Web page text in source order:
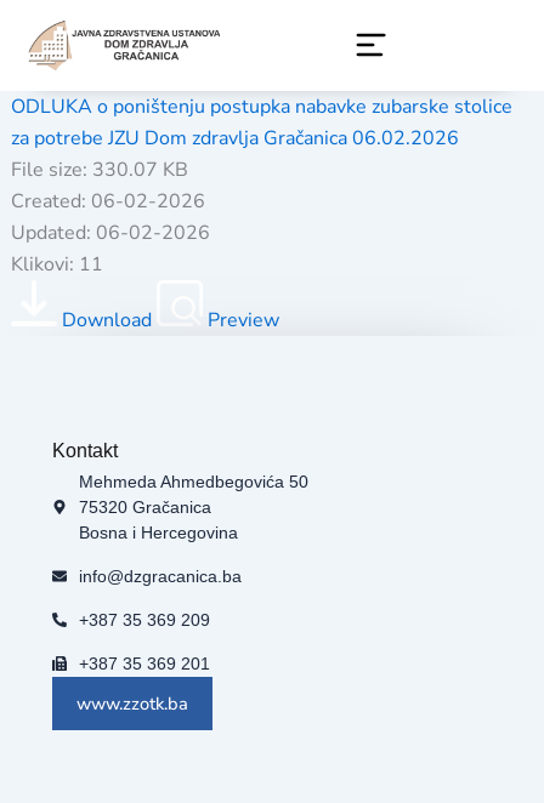
content
ODLUKA o poništenju postupka nabavke zubarske stolice
za potrebe JZU Dom zdravlja Gračanica 06.02.2026
File size: 330.07 KB
Created: 06-02-2026
Updated: 06-02-2026
Klikovi: 11
Download Preview
Kontakt
Mehmeda Ahmedbegovića 50
75320 Gračanica
Bosna i Hercegovina
info@dzgracanica.ba
+387 35 369 209
+387 35 369 201
www.zzotk.ba